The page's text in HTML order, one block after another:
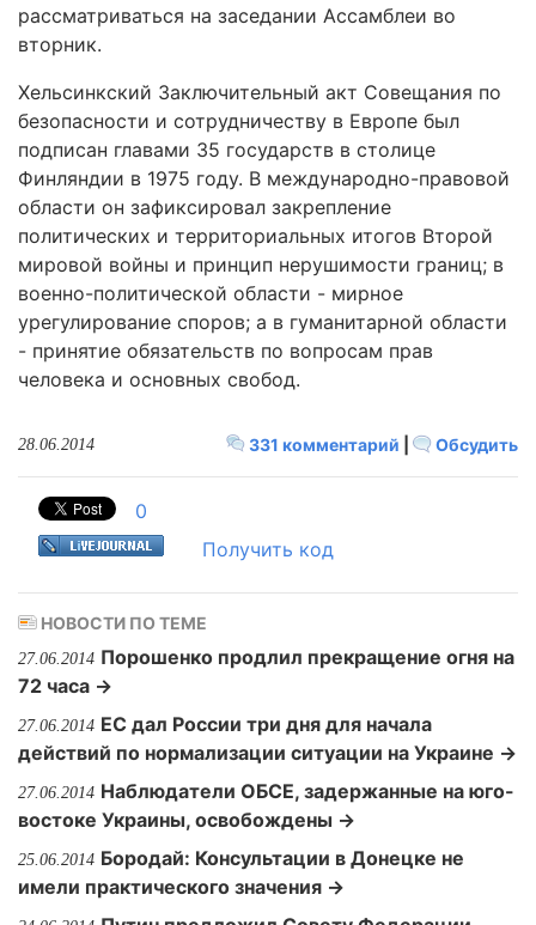
рассматриваться на заседании Ассамблеи во
вторник.
Хельсинкский Заключительный акт Совещания по
безопасности и сотрудничеству в Европе был
подписан главами 35 государств в столице
Финляндии в 1975 году. В международно-правовой
области он зафиксировал закрепление
политических и территориальных итогов Второй
мировой войны и принцип нерушимости границ; в
военно-политической области - мирное
урегулирование споров; а в гуманитарной области
- принятие обязательств по вопросам прав
человека и основных свобод.
331 комментарий Обсудить
28.06.2014
0
Получить код
НОВОСТИ ПО ТЕМЕ
27.06.2014 Порошенко продлил прекращение огня на
72 часа →
27.06.2014 ЕС дал России три дня для начала
действий по нормализации ситуации на Украине →
27.06.2014 Наблюдатели ОБСЕ, задержанные на юго-
востоке Украины, освобождены →
25.06.2014 Бородай: Консультации в Донецке не
имели практического значения →